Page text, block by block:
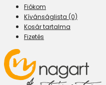
Fiókom
Kívánságlista (0)
Kosár tartalma
Fizetés